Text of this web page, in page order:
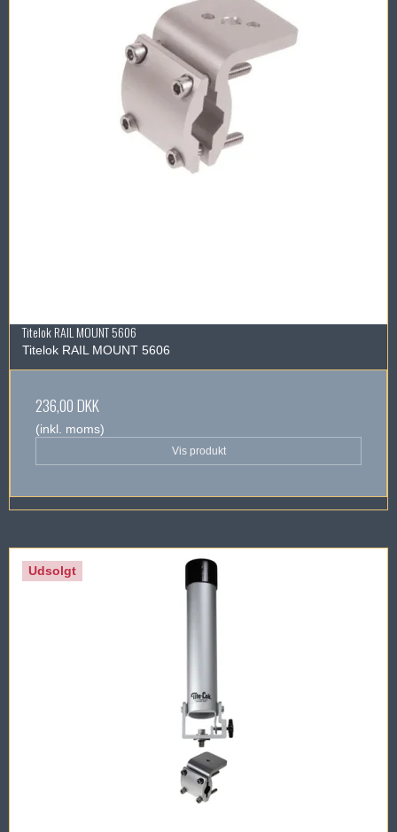
Titelok RAIL MOUNT 5606
Titelok RAIL MOUNT 5606
236,00 DKK
(inkl. moms)
Vis produkt
Udsolgt